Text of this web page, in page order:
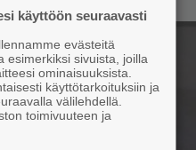
käyttöön seuraavasti
evästeitä
esimerkiksi sivuista, joilla
ominaisuuksista.
käyttötarkoituksiin ja
välilehdellä.
toimivuuteen ja